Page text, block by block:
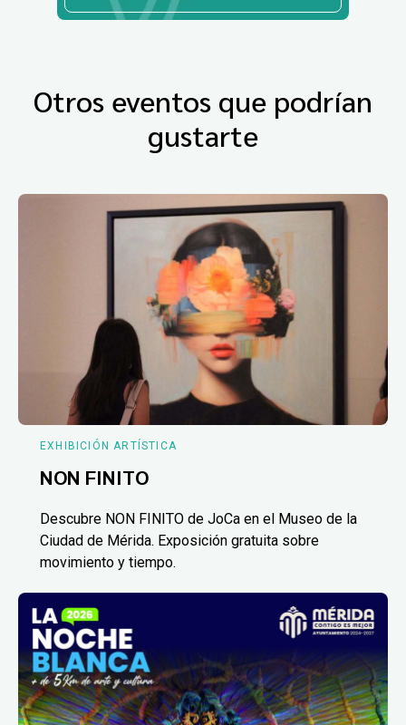
Otros eventos que podrían
gustarte
EXHIBICIÓN ARTÍSTICA
NON FINITO
Descubre NON FINITO de JoCa en el Museo de la
Ciudad de Mérida. Exposición gratuita sobre
movimiento y tiempo.